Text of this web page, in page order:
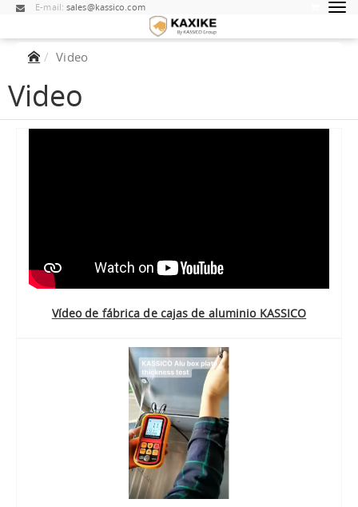
E-mail:sales@kassico.com
Video
Video
Vídeo de fábrica de cajas de aluminio KASSICO